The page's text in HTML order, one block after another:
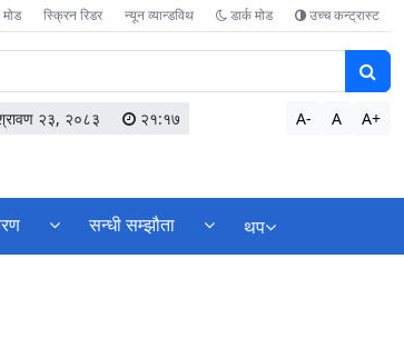
मोड स्क्रिन रिडर न्यून व्यान्डविथ डार्क मोड उच्च कन्ट्रास्ट
२३, २०८३ २१:१७ A- A A+
सन्धी सम्झौता थप